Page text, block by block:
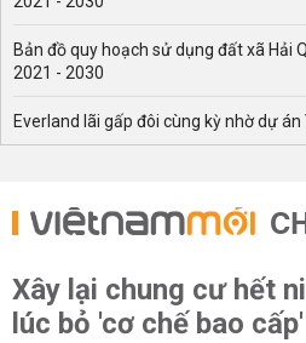
Bản đồ quy hoạch sử dụng đất xã Hải
2021 - 2030
Everland lãi gấp đôi cùng kỳ nhờ dự án
Xây lại chung cư hết
lúc bỏ 'cơ chế bao cấp'